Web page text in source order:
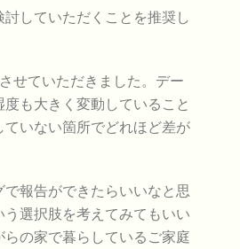
していただくことを推奨し
せていただきました。デー
も大きく変動していること
いない箇所でどれほど差が
報告ができたらいいなと思
選択肢を考えてみてもいい
の家で暮らしているご家庭